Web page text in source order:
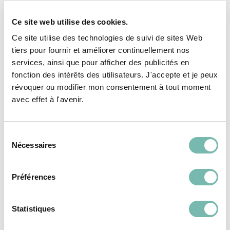
Ce site web utilise des cookies.
Ce site utilise des technologies de suivi de sites Web
tiers pour fournir et améliorer continuellement nos
services, ainsi que pour afficher des publicités en
fonction des intérêts des utilisateurs. J'accepte et je peux
révoquer ou modifier mon consentement à tout moment
avec effet à l'avenir.
Nécessaires
Préférences
Statistiques
Vous pourriez aussi
aimer...
VÊTEMENTS